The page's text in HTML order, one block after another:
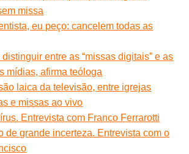
missa
eu peço: cancelem todas as
entre as “missas digitais” e as
mídias, afirma teóloga
laica da televisão, entre igrejas
e missas ao vivo
Entrevista com Franco Ferrarotti
de grande incerteza. Entrevista com o